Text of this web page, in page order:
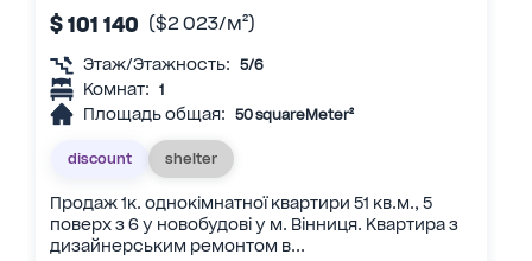
$ 101 140 ($2 023/м²)
Этаж/Этажность: 5/6
Комнат: 1
Площадь общая: 50 squareMeter²
discount shelter
Продаж 1к. однокімнатної квартири 51 кв.м., 5
поверх з 6 у новобудові у м. Вінниця. Квартира з
дизайнерським ремонтом в...